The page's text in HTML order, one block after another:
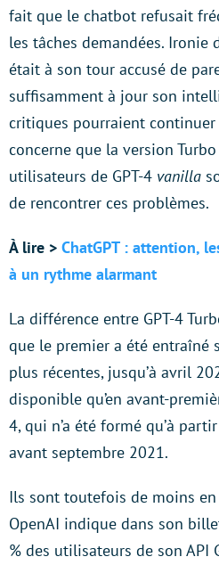
fait que le chatbot refusait
les tâches demandées. Ironie
était à son tour accusé de
suffisamment à jour son
critiques pourraient
concerne que la version Turbo
utilisateurs de GPT-4 vanilla
de rencontrer ces problèmes.
À lire > ChatGPT : attention,
à un rythme alarmant
La différence entre GPT-4
que le premier a été entraîné
plus récentes, jusqu’à avril
disponible qu’en avant-
4, qui n’a été formé qu’à
avant septembre 2021.
Ils sont toutefois de moins
OpenAI indique dans son
% des utilisateurs de son API